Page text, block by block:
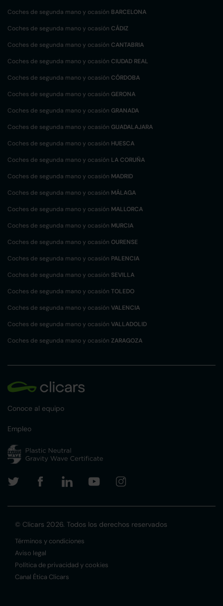
Coches de segunda mano y ocasión BARCELONA
Coches de segunda mano y ocasión CÁDIZ
Coches de segunda mano y ocasión CANTABRIA
Coches de segunda mano y ocasión CIUDAD REAL
Coches de segunda mano y ocasión CÓRDOBA
Coches de segunda mano y ocasión GERONA
Coches de segunda mano y ocasión GRANADA
Coches de segunda mano y ocasión GUADALAJARA
Coches de segunda mano y ocasión HUESCA
Coches de segunda mano y ocasión LA CORUÑA
Coches de segunda mano y ocasión MADRID
Coches de segunda mano y ocasión MÁLAGA
Coches de segunda mano y ocasión MALLORCA
Coches de segunda mano y ocasión MURCIA
Coches de segunda mano y ocasión OURENSE
Coches de segunda mano y ocasión PALENCIA
Coches de segunda mano y ocasión SEVILLA
Coches de segunda mano y ocasión TOLEDO
Coches de segunda mano y ocasión VALENCIA
Coches de segunda mano y ocasión VALLADOLID
Coches de segunda mano y ocasión ZARAGOZA
Conoce al equipo
Empleo
© Clicars 2026. Todos los derechos reservados
Términos y condiciones
Aviso legal
Política de privacidad y cookies
Canal Ética Clicars